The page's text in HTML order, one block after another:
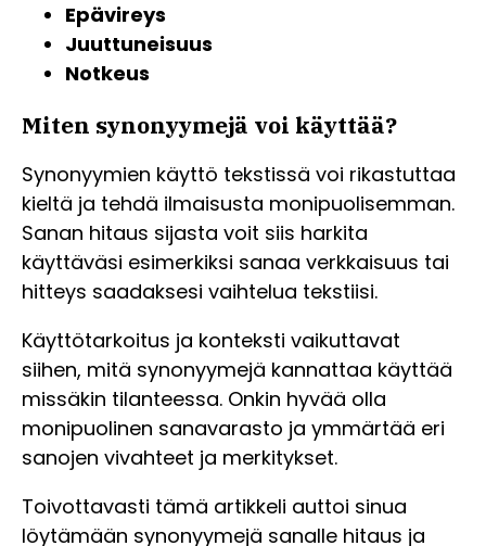
Epävireys
Juuttuneisuus
Notkeus
Miten synonyymejä voi käyttää?
Synonyymien käyttö tekstissä voi rikastuttaa
kieltä ja tehdä ilmaisusta monipuolisemman.
Sanan hitaus sijasta voit siis harkita
käyttäväsi esimerkiksi sanaa verkkaisuus tai
hitteys saadaksesi vaihtelua tekstiisi.
Käyttötarkoitus ja konteksti vaikuttavat
siihen, mitä synonyymejä kannattaa käyttää
missäkin tilanteessa. Onkin hyvää olla
monipuolinen sanavarasto ja ymmärtää eri
sanojen vivahteet ja merkitykset.
Toivottavasti tämä artikkeli auttoi sinua
löytämään synonyymejä sanalle hitaus ja